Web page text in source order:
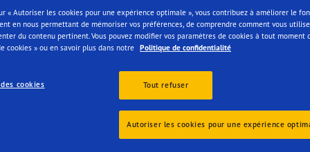
F1 SuperSport
« Autoriser les cookies pour une expérience optimale », vous contribuez à améliorer le
en nous permettant de mémoriser vos préférences, de comprendre comment vous
du contenu pertinent. Vous pouvez modifier vos paramètres de cookies à tout moment
cookies » ou en savoir plus dans notre Politique de confidentialité
cookies Tout refuser
Autoriser les cookies pour une expérience